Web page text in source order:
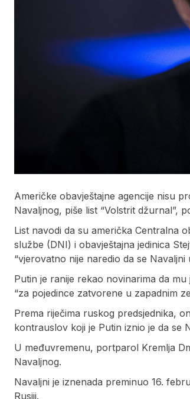
Američke obavještajne agencije nisu
Navaljnog, piše list “Volstrit džurnal”,
List navodi da su američka Centralna
službe (DNI) i obavještajna jedinica
“vjerovatno nije naredio da se Navaljni
Putin je ranije rekao novinarima da
“za pojedince zatvorene u zapadnim
Prema riječima ruskog predsjednika,
kontrauslov koji je Putin iznio je da se
U međuvremenu, portparol Kremlja
Navaljnog.
Navaljni je iznenada preminuo 16.
Rusiji.